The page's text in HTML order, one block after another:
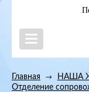
Главная → НАША
Отделение